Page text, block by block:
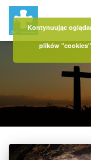
Kontynuując
plików